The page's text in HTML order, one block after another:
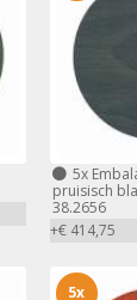
5x
pruisisch
38.2656
+€ 414,75
5x